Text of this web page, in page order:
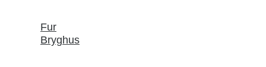
Fur
Bryghus